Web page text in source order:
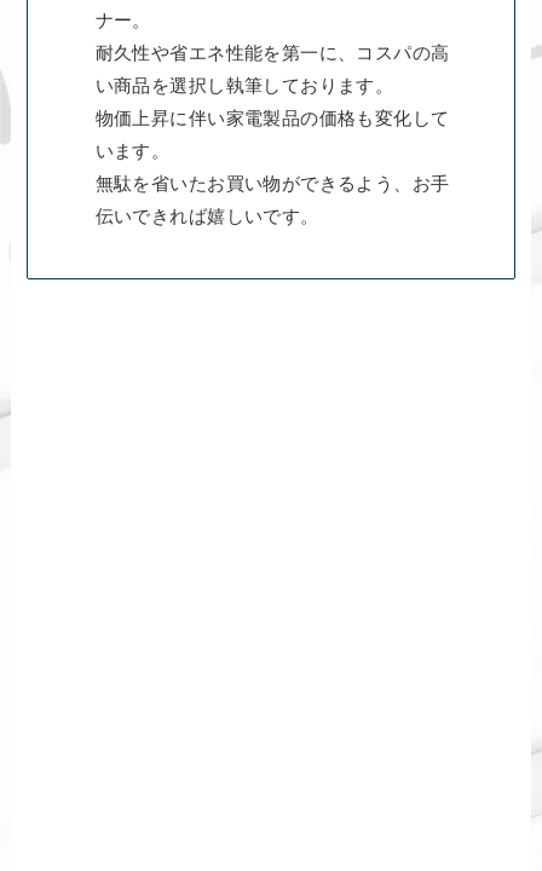
ナー。
耐久性や省エネ性能を第一に、コスパの高
い商品を選択し執筆しております。
物価上昇に伴い家電製品の価格も変化して
います。
無駄を省いたお買い物ができるよう、お手
伝いできれば嬉しいです。